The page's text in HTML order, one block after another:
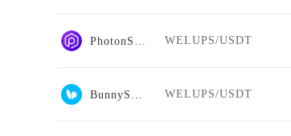
WELUPS/USDT
WELUPS/USDT